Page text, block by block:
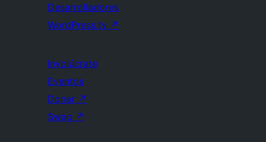
Desarrolladores
WordPress.tv ↗
Involúcrate
Eventos
Donar ↗
Swag ↗